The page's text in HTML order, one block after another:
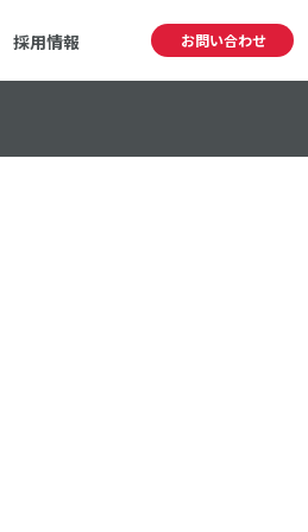
採用情報 お問い合わせ